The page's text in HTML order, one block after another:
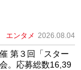
エンタメ 2026.08.04
第３回「スター
。応募総数16,39